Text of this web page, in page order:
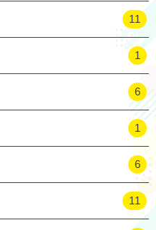
11
1
6
1
6
11